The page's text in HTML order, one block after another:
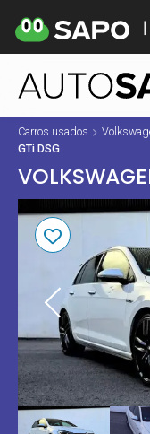
Carros usados
GTi DSG